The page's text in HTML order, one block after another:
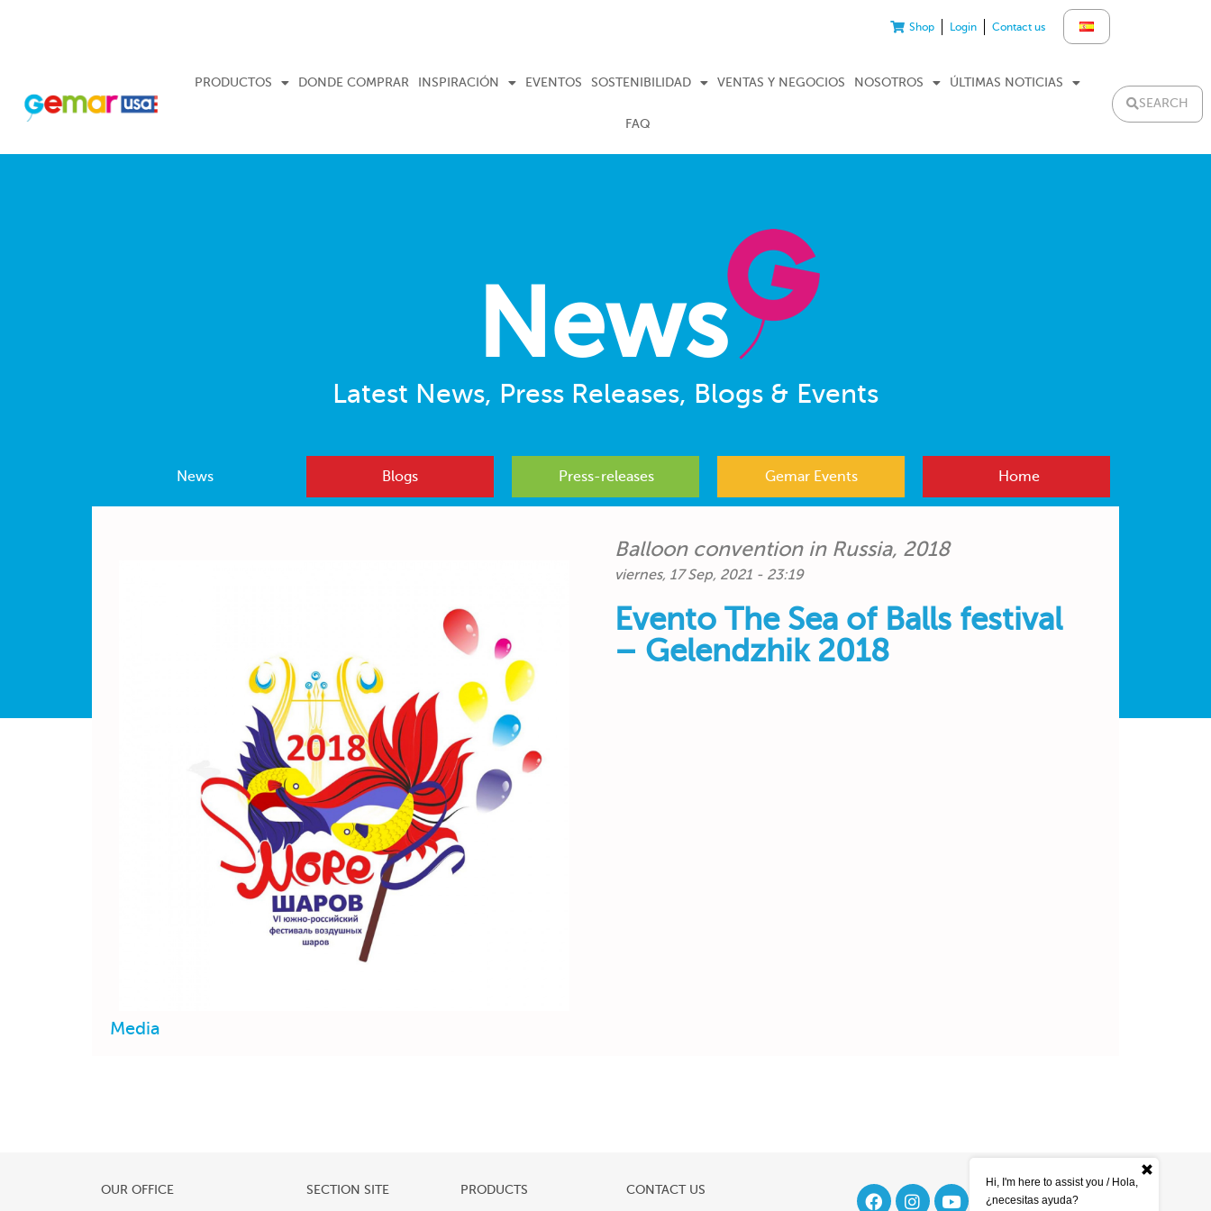
Shop Login Contact us
PRODUCTOS DONDE COMPRAR INSPIRACIÓN EVENTOS SOSTENIBILIDAD VENTAS Y NEGOCIOS NOSOTROS ÚLTIMAS NOTICIAS
FAQ
SEARCH
News
Latest News, Press Releases, Blogs & Events
News Blogs Press-releases Gemar Events Home
Balloon convention in Russia, 2018
viernes, 17 Sep, 2021 - 23:19
Evento The Sea of Balls festival
– Gelendzhik 2018
Media
OUR OFFICE SECTION SITE PRODUCTS CONTACT US
Hi, I'm here to assist you / Hola,
¿necesitas ayuda?